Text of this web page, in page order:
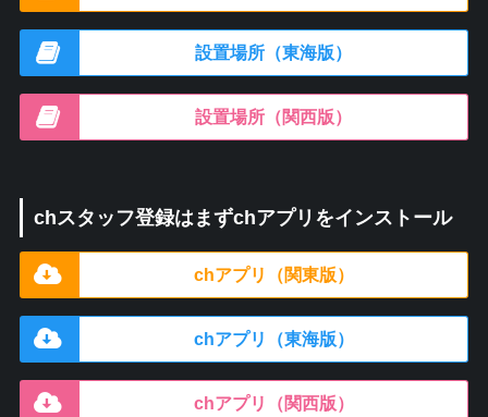
設置場所（東海版）
設置場所（関西版）
chスタッフ登録はまずchアプリをインストール
chアプリ（関東版）
chアプリ（東海版）
chアプリ（関西版）